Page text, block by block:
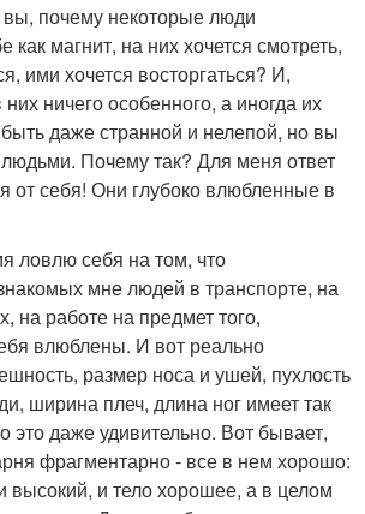
почему некоторые люди
как магнит, на них хочется смотреть,
ими хочется восторгаться? И,
ничего особенного, а иногда их
даже странной и нелепой, но вы
Почему так? Для меня ответ
от себя! Они глубоко влюбленные в
ловлю себя на том, что
мне людей в транспорте, на
на работе на предмет того,
влюблены. И вот реально
размер носа и ушей, пухлость
ширина плеч, длина ног имеет так
это даже удивительно. Вот бывает,
фрагментарно - все в нем хорошо:
высокий, и тело хорошее, а в целом